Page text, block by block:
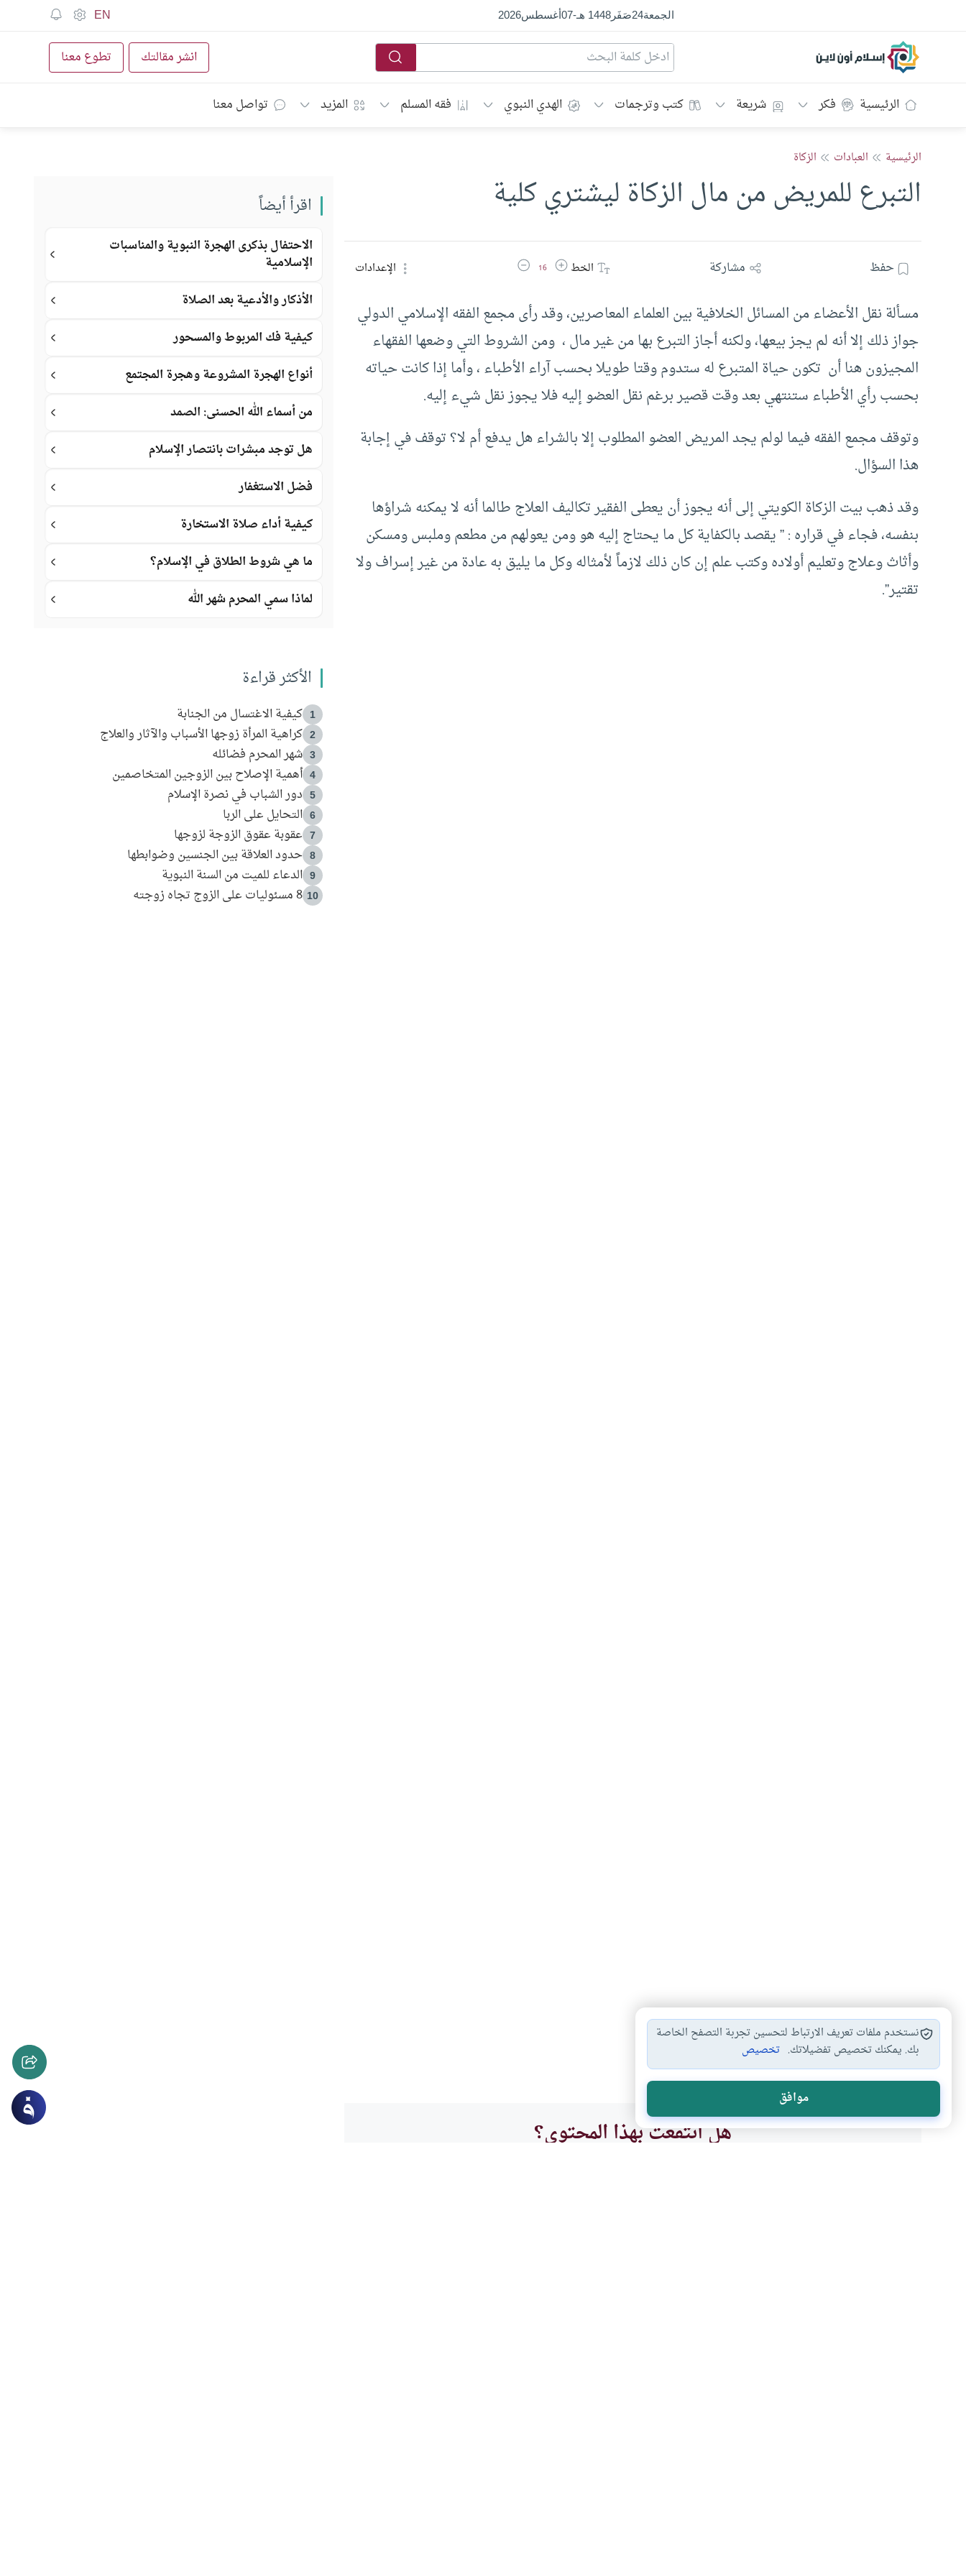
الجمعة24صَفَر1448 هـ -
07أغسطس2026
EN
إسلام أون لاين انشر مقالتك تطوع معنا
الرئيسية فكر شريعة كتب وترجمات الهدي النبوي فقه المسلم المزيد تواصل معنا
الرئيسية العبادات الزكاة
التبرع للمريض من مال الزكاة ليشتري كلية
حفظ مشاركة الخطزيادة حجم الخط
16 تقليل حجم الخط الإعدادات
مسألة نقل الأعضاء من المسائل الخلافية بين العلماء المعاصرين، وقد رأى مجمع الفقه الإسلامي الدولي
جواز ذلك إلا أنه لم يجز بيعها، ولكنه أجاز التبرع بها من غير مال ، ومن الشروط التي وضعها الفقهاء
المجيزون هنا أن تكون حياة المتبرع له ستدوم وقتا طويلا بحسب آراء الأطباء ، وأما إذا كانت حياته
بحسب رأي الأطباء ستنتهي بعد وقت قصير برغم نقل العضو إليه فلا يجوز نقل شيء إليه.
وتوقف مجمع الفقه فيما لولم يجد المريض العضو المطلوب إلا بالشراء هل يدفع أم لا؟ توقف في إجابة
هذا السؤال.
وقد ذهب بيت الزكاة الكويتي إلى أنه يجوز أن يعطى الفقير تكاليف العلاج طالما أنه لا يمكنه شراؤها
بنفسه، فجاء في قراره : ” يقصد بالكفاية كل ما يحتاج إليه هو ومن يعولهم من مطعم وملبس ومسكن
وأثاث وعلاج وتعليم أولاده وكتب علم إن كان ذلك لازماً لأمثاله وكل ما يليق به عادة من غير إسراف ولا
تقتير”.
هل انتفعت بهذا المحتوى؟
اقرأ أيضاً
الاحتفال بذكرى الهجرة النبوية والمناسبات
الإسلامية
الأذكار والأدعية بعد الصلاة
كيفية فك المربوط والمسحور
أنواع الهجرة المشروعة وهجرة المجتمع
من أسماء الله الحسنى: الصمد
هل توجد مبشرات بانتصار الإسلام
فضل الاستغفار
كيفية أداء صلاة الاستخارة
ما هي شروط الطلاق في الإسلام؟
لماذا سمي المحرم شهر الله
الأكثر قراءة
1 كيفية الاغتسال من الجنابة
2 كراهية المرأة زوجها الأسباب والآثار والعلاج
3 شهر المحرم فضائله
4 أهمية الإصلاح بين الزوجين المتخاصمين
5 دور الشباب في نصرة الإسلام
6 التحايل على الربا
7 عقوبة عقوق الزوجة لزوجها
8 حدود العلاقة بين الجنسين وضوابطها
9 الدعاء للميت من السنة النبوية
10 8 مسئوليات على الزوج تجاه زوجته
نستخدم ملفات تعريف الارتباط لتحسين تجربة التصفح الخاصة
بك. يمكنك تخصيص تفضيلاتك. تخصيص
موافق